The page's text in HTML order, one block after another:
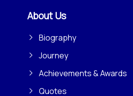
About Us
Biography
Journey
Achievements & Awards
Quotes